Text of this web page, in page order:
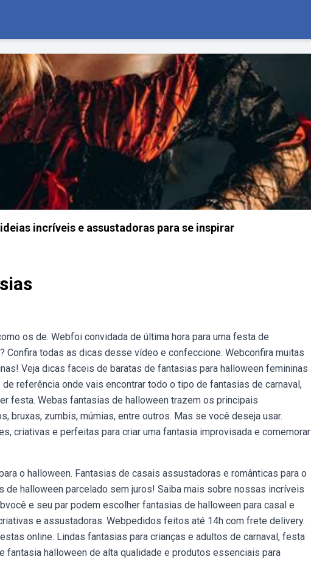
incríveis e assustadoras para se inspirar
os de. Webfoi convidada de última hora para uma festa de
Confira todas as dicas desse vídeo e confeccione. Webconfira muitas
Veja dicas faceis de baratas de fantasias para halloween femininas
referência onde vais encontrar todo o tipo de fantasias de carnaval,
festa. Webas fantasias de halloween trazem os principais
bruxas, zumbis, múmias, entre outros. Mas se você deseja usar.
criativas e perfeitas para criar uma fantasia improvisada e comemorar
o halloween. Fantasias de casais assustadoras e românticas para o
halloween parcelado sem juros! Saiba mais sobre nossas incríveis
e seu par podem escolher fantasias de halloween para casal e
e assustadoras. Webpedidos feitos até 14h com frete delivery.
online. Lindas fantasias para crianças e adultos de carnaval, festa
fantasia halloween de alta qualidade e produtos essenciais para